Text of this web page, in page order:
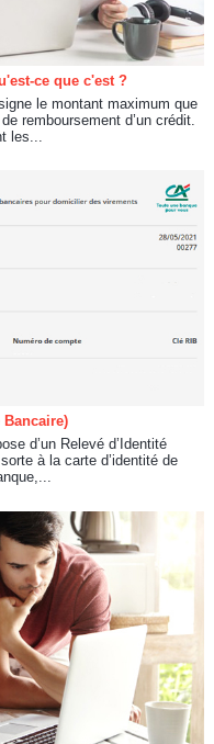
ce que c'est ?
le montant maximum que
remboursement d’un crédit.
les...
d’un Relevé d’Identité
à la carte d’identité de